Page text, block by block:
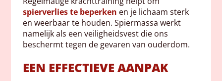
spierverlies te beperken en je lichaam sterk
en weerbaar te houden. Spiermassa werkt
namelijk als een veiligheidsvest die ons
beschermt tegen de gevaren van ouderdom.
EEN EFFECTIEVE AANPAK